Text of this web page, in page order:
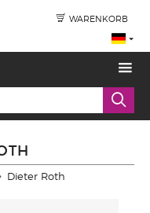
WARENKORB
Dieter Roth